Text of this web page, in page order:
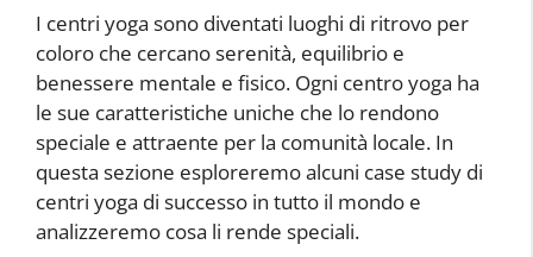
I centri yoga sono diventati luoghi di ritrovo per
coloro che cercano serenità, equilibrio e
benessere mentale e fisico. Ogni centro yoga ha
le sue caratteristiche uniche che lo rendono
speciale e attraente per la comunità locale. In
questa sezione esploreremo alcuni case study di
centri yoga di successo in tutto il mondo e
analizzeremo cosa li rende speciali.